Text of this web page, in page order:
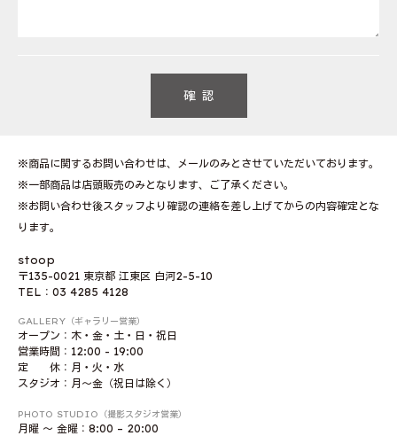
※商品に関するお問い合わせは、メールのみとさせていただいております。
※一部商品は店頭販売のみとなります、ご了承ください。
※お問い合わせ後スタッフより確認の連絡を差し上げてからの内容確定とな
ります。
stoop
〒135-0021 東京都 江東区 白河2-5-10
TEL：03 4285 4128
GALLERY（ギャラリー営業）
オープン：木・金・土・日・祝日
営業時間：12:00 - 19:00
定 休：月・火・水
スタジオ：月〜金（祝日は除く）
PHOTO STUDIO（撮影スタジオ営業）
月曜 〜 金曜：8:00 – 20:00